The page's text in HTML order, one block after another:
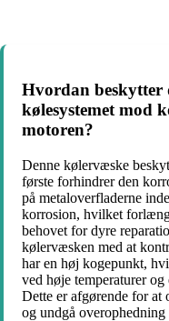
Hvordan beskytter
kølesystemet mod
motoren?
Denne kølervæske
første forhindrer den
på metaloverfladerne
korrosion, hvilket
behovet for dyre
kølervæsken med at
har en høj kogepunkt,
ved høje temperaturer
Dette er afgørende for at
og undgå